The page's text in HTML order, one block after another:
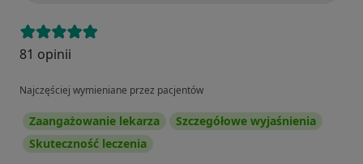
81 opinii
Najczęściej wymieniane przez pacjentów
Zaangażowanie lekarza
Szczegółowe wyjaśnienia
Skuteczność leczenia